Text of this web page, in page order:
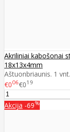
Akriliniai kabošonai
18x13x4mm
Aštuonbriaunis. 1
€006€019
Akcija -69%